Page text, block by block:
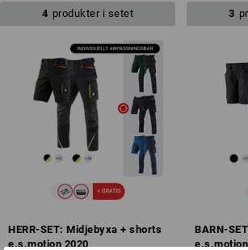
4 produkter i setet
HERR-SET: Midjebyxa + shorts
e.s.motion 2020
3
BARN-